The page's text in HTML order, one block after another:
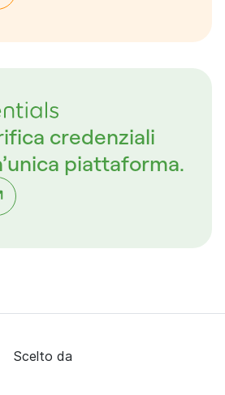
credenziali
piattaforma.
Scelto da